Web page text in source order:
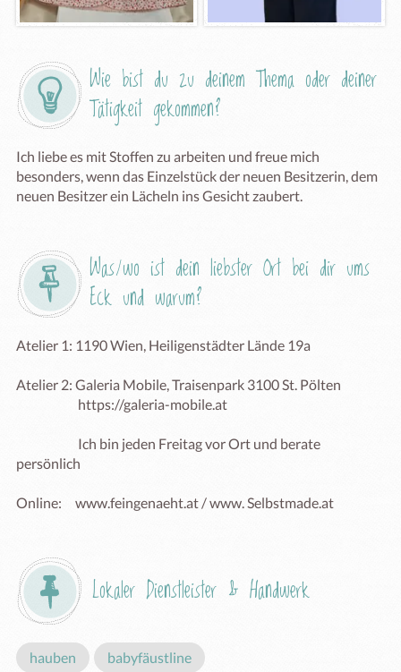
Wie bist du zu deinem Thema oder deiner
Tätigkeit gekommen?
Ich liebe es mit Stoffen zu arbeiten und freue mich
besonders, wenn das Einzelstück der neuen Besitzerin, dem
neuen Besitzer ein Lächeln ins Gesicht zaubert.
Was/wo ist dein liebster Ort bei dir ums
Eck und warum?
Atelier 1: 1190 Wien, Heiligenstädter Lände 19a
Atelier 2: Galeria Mobile, Traisenpark 3100 St. Pölten
persönlich
Lokaler Dienstleister & Handwerk
hauben babyfäustline